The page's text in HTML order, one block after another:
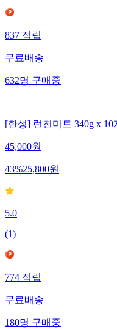
837적립
무료배송
632명구매중
[한성] 런천미트 340g x
45,000원
43%25,800원
5.0
(1)
774적립
무료배송
180명구매중